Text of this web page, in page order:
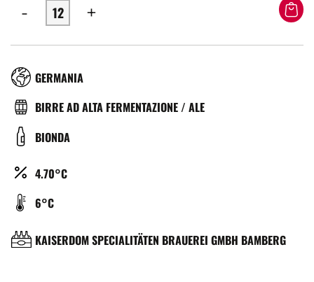
- +
RÉGION
GERMANIA
TYPE
BIÈRE
BIRRE AD ALTA FERMENTAZIONE / ALE
COULEUR
BIONDA
ALCOOL
4.70°C
TEMPÉRATURE
SERVICE
(°C)
6°C
BRASSERIE
KAISERDOM SPECIALITÄTEN BRAUEREI GMBH BAMBERG